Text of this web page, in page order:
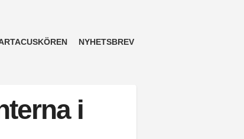
NYHETSBREV
i